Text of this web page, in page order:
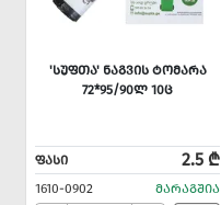
'ᲡᲣᲤᲗᲐ' ᲜᲐᲒᲕᲘᲡ ᲢᲝᲛᲐᲠᲐ
72*95/90Ლ 10Ც
ᲤᲐᲡᲘ 2.5 ₾
1610-0902 ᲛᲐᲠᲐᲒᲨᲘᲐ